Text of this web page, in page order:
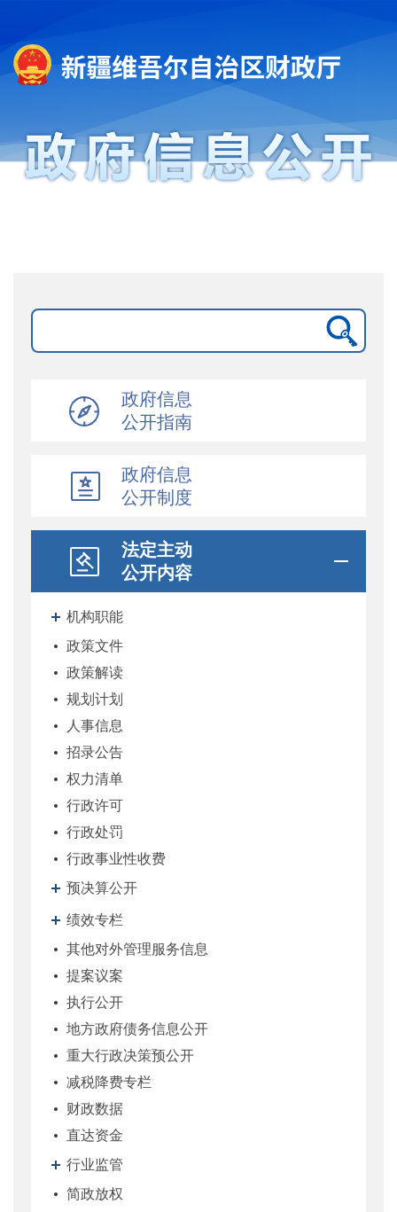
政府信息
公开指南
政府信息
公开制度
法定主动
公开内容
机构职能
政策文件
政策解读
规划计划
人事信息
招录公告
权力清单
行政许可
行政处罚
行政事业性收费
预决算公开
绩效专栏
其他对外管理服务信息
提案议案
执行公开
地方政府债务信息公开
重大行政决策预公开
减税降费专栏
财政数据
直达资金
行业监管
简政放权